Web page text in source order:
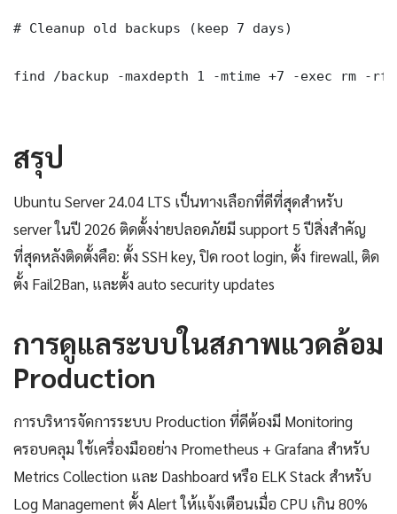
# Cleanup old backups (keep 7 days)
find /backup -maxdepth 1 -mtime +7 -exec rm -
สรุป
Ubuntu Server 24.04 LTS เป็นทางเลือกที่ดีที่สุดสำหรับ
server ในปี 2026 ติดตั้งง่ายปลอดภัยมี support 5 ปีสิ่งสำคัญ
ที่สุดหลังติดตั้งคือ: ตั้ง SSH key, ปิด root login, ตั้ง firewall, ติด
ตั้ง Fail2Ban, และตั้ง auto security updates
การดูแลระบบในสภาพแวดล้อม
Production
การบริหารจัดการระบบ Production ที่ดีต้องมี Monitoring
ครอบคลุม ใช้เครื่องมืออย่าง Prometheus + Grafana สำหรับ
Metrics Collection และ Dashboard หรือ ELK Stack สำหรับ
Log Management ตั้ง Alert ให้แจ้งเตือนเมื่อ CPU เกิน 80%